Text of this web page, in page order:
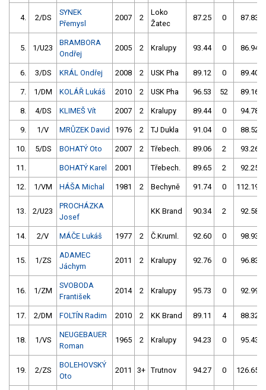
4. 2/DS
SYNEK
Přemysl
2007 2
Loko
Žatec
87.25 0 87.83
5. 1/U23
BRAMBORA
Ondřej
2005 2 Kralupy 93.44 0 86.94
6. 3/DS KRÁL Ondřej 2008 2 USK Pha 89.12 0 89.40
7. 1/DM KOLÁŘ Lukáš 2010 2 USK Pha 96.53 52 89.16
8. 4/DS KLIMEŠ Vít 2007 2 Kralupy 89.44 0 94.78
9. 1/V MRŮZEK David 1976 2 TJ Dukla 91.04 0 88.52
10. 5/DS BOHATÝ Oto 2007 2 Třebech. 89.06 2 93.26
11. BOHATÝ Karel 2001 Třebech. 89.65 2 92.25
12. 1/VM HÁŠA Michal 1981 2 Bechyně 91.74 0 112.19
13. 2/U23
PROCHÁZKA
Josef
KK Brand 90.34 2 92.58
14. 2/V MÁČE Lukáš 1977 2 Č.Kruml. 92.60 0 98.93
15. 1/ZS
ADAMEC
Jáchym
2011 2 Kralupy 92.76 0 96.83
16. 1/ZM
SVOBODA
František
2014 2 Kralupy 95.73 0 92.99
17. 2/DM FOLTÍN Radim 2010 2 KK Brand 89.11 4 88.32
18. 1/VS
NEUGEBAUER
Roman
1965 2 Kralupy 94.23 0 95.43
19. 2/ZS
BOLEHOVSKÝ
Oto
2011 3+ Trutnov 94.27 0 126.65